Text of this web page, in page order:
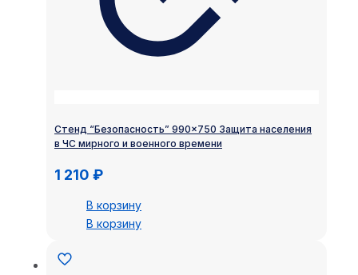
Стенд “Безопасность” 990×750 Защита населения
в ЧС мирного и военного времени
1 210 ₽
В корзину
В корзину